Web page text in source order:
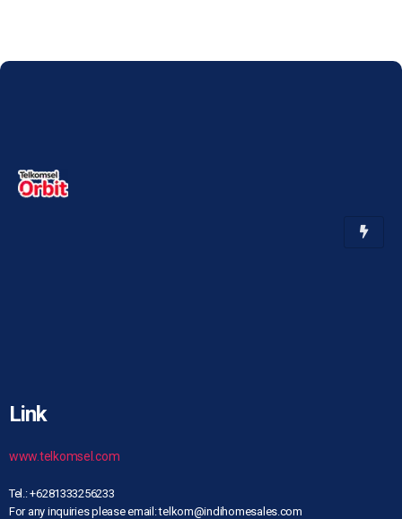
Link
www.telkomsel.com
Tel.: +6281333256233
For any inquiries please email: telkom@indihomesales.com